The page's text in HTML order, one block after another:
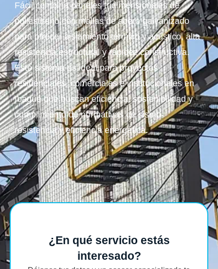
Fácil combina paneles tridimensionales de
poliestireno con mallas de acero galvanizado
para ofrecer aislamiento térmico y acústico, alta
resistencia estructural y rapidez constructiva.
Este sistema es ideal para proyectos
residenciales, comerciales e institucionales en
Ibagué que buscan eficiencia, sostenibilidad y
cumplimiento de normativas de sismo-
resistencia y eficiencia energética.
¿En qué servicio estás
interesado?